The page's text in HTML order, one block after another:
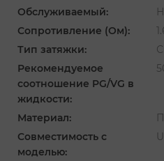
Обслуживаемый:
Сопротивление (Ом):
Тип затяжки:
Рекомендуемое
соотношение PG/VG в
жидкости:
Материал:
Совместимость с
моделью: